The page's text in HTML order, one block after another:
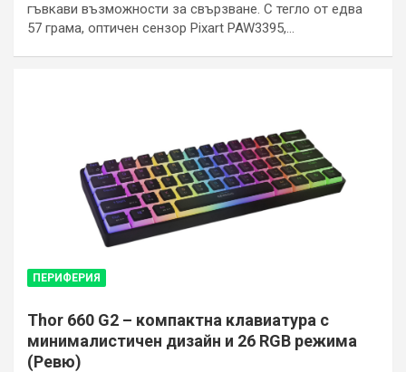
гъвкави възможности за свързване. С тегло от едва
57 грама, оптичен сензор Pixart PAW3395,…
ПЕРИФЕРИЯ
Thor 660 G2 – компактна клавиатура с
минималистичен дизайн и 26 RGB режима
(Ревю)